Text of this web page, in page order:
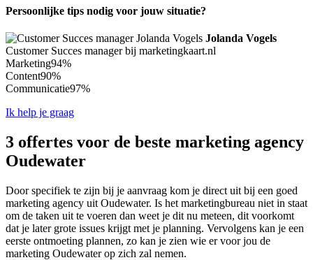
Persoonlijke tips nodig voor jouw situatie?
Jolanda Vogels
Customer Succes manager bij marketingkaart.nl
Marketing94%
Content90%
Communicatie97%
Ik help je graag
3 offertes voor de beste marketing agency
Oudewater
Door specifiek te zijn bij je aanvraag kom je direct uit bij een goed
marketing agency uit Oudewater. Is het marketingbureau niet in staat
om de taken uit te voeren dan weet je dit nu meteen, dit voorkomt
dat je later grote issues krijgt met je planning. Vervolgens kan je een
eerste ontmoeting plannen, zo kan je zien wie er voor jou de
marketing Oudewater op zich zal nemen.